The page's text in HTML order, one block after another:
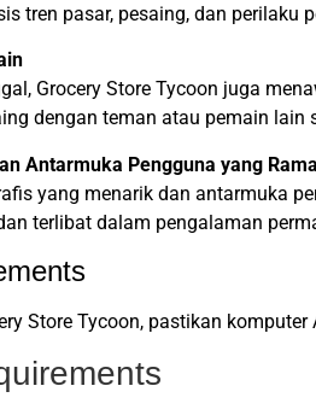
tren pasar, pesaing, dan perilaku
Grocery Store Tycoon juga
dengan teman atau pemain lain
Antarmuka Pengguna yang
yang menarik dan antarmuka
terlibat dalam pengalaman
Store Tycoon, pastikan